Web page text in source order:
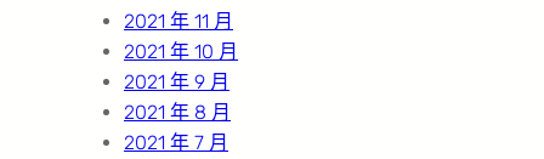
2021 年 11 月
2021 年 10 月
2021 年 9 月
2021 年 8 月
2021 年 7 月